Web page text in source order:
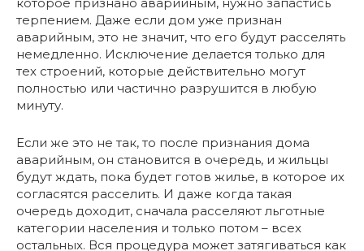
терпением. Даже если дом уже признан
аварийным, это не значит, что его будут расселять
немедленно. Исключение делается только для
тех строений, которые действительно могут
полностью или частично разрушится в любую
минуту.
Если же это не так, то после признания дома
аварийным, он становится в очередь, и жильцы
будут ждать, пока будет готов жилье, в которое их
согласятся расселить. И даже когда такая
очередь доходит, сначала расселяют льготные
категории населения и только потом – всех
остальных. Вся процедура может затягиваться как